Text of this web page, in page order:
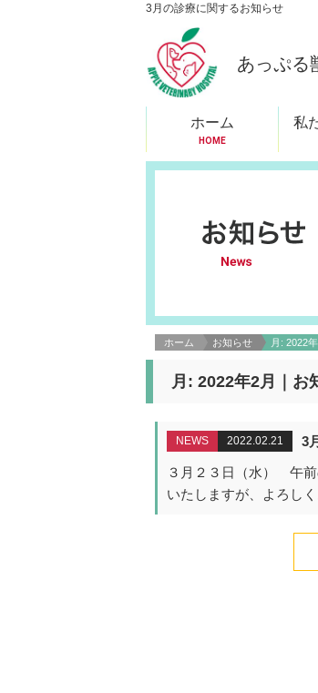
3月の診療に関するお知らせ
あっぷる
ホーム
HOME
私
ホーム お知らせ 月: 2022
月: 2022年2月 ｜お
NEWS 2022.02.21
3
３月２３日（水） 午前
いたしますが、よろし